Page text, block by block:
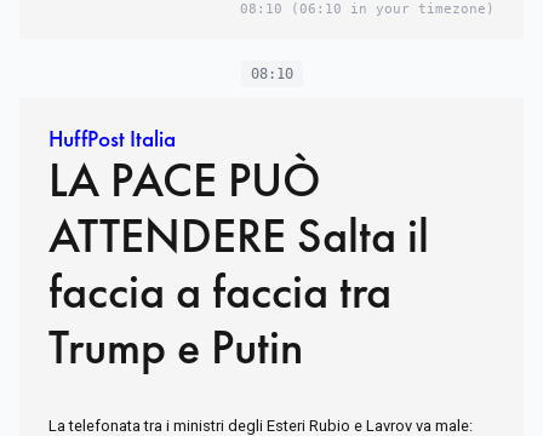
08:10 (06:10 in your timezone)
08:10
HuffPost Italia
LA PACE PUÒ
ATTENDERE Salta il
faccia a faccia tra
Trump e Putin
La telefonata tra i ministri degli Esteri Rubio e Lavrov va male: